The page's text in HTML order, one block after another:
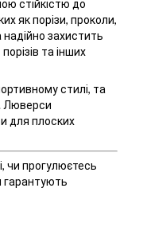
стійкістю до
як порізи, проколи,
надійно захистить
та інших
стилі, та
Люверси
для плоских
чи прогулюєтесь
гарантують